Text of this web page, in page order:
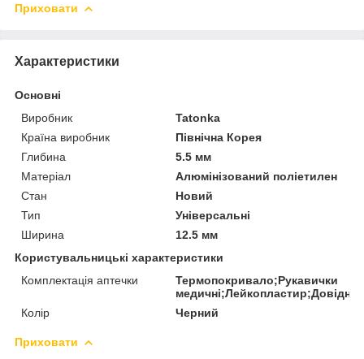
Приховати
Характеристики
Основні
Виробник
Tatonka
Країна виробник
Північна Корея
Глибина
5.5 мм
Матеріал
Алюмінізований поліетилен
Стан
Новий
Тип
Універсальні
Ширина
12.5 мм
Користувальницькі характеристики
Комплектація аптечки
Термопокривало;Рукавички
медичні;Лейкопластир;Довідник
Колір
Черний
Приховати